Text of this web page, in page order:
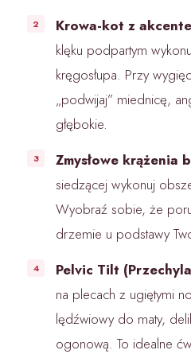
Krowa-kot z
klęku podpartym
kręgosłupa. Przy
„podwijaj” miednicę,
głębokie.
Zmysłowe krążenia
siedzącej wykonuj
Wyobraź sobie, że
drzemie u podstawy
Pelvic Tilt
na plecach z ugiętymi
lędźwiowy do maty,
ogonową. To idealne